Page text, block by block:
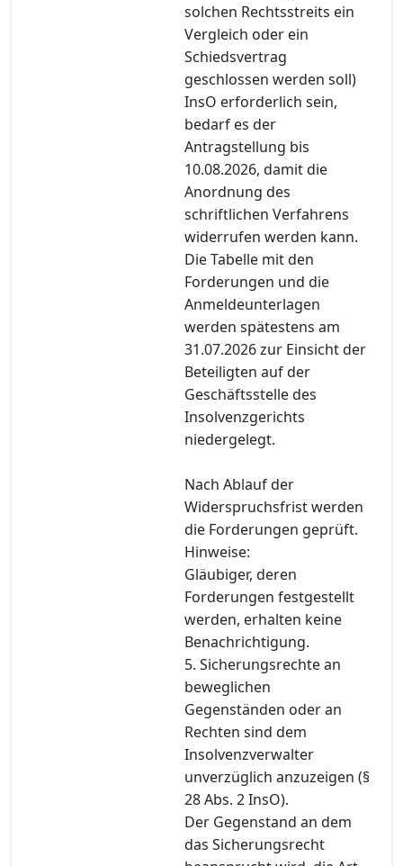
solchen Rechtsstreits ein
Vergleich oder ein
Schiedsvertrag
geschlossen werden soll)
InsO erforderlich sein,
bedarf es der
Antragstellung bis
10.08.2026, damit die
Anordnung des
schriftlichen Verfahrens
widerrufen werden kann.
Die Tabelle mit den
Forderungen und die
Anmeldeunterlagen
werden spätestens am
31.07.2026 zur Einsicht der
Beteiligten auf der
Geschäftsstelle des
Insolvenzgerichts
niedergelegt.
Nach Ablauf der
Widerspruchsfrist werden
die Forderungen geprüft.
Hinweise:
Gläubiger, deren
Forderungen festgestellt
werden, erhalten keine
Benachrichtigung.
5. Sicherungsrechte an
beweglichen
Gegenständen oder an
Rechten sind dem
Insolvenzverwalter
unverzüglich anzuzeigen (§
28 Abs. 2 InsO).
Der Gegenstand an dem
das Sicherungsrecht